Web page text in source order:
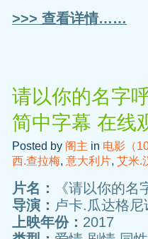
>>> 查看详情……
请以你的名字
简中字幕 在线
Posted by 阁主 in 电影（
西.查拉梅, 意大利片, 艾米.
片名：
《请以你的
导演： 卢卡.瓜达格尼
上映年份： 2017